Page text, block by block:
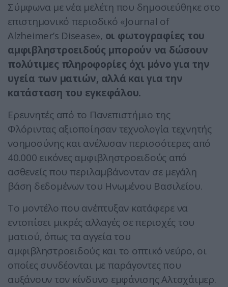
Σύμφωνα με νέα μελέτη που δημοσιεύθηκε στο
επιστημονικό περιοδικό «Journal of
Alzheimer’s Disease», οι φωτογραφίες του
αμφιβληστροειδούς μπορούν να δώσουν
πολύτιμες πληροφορίες όχι μόνο για την
υγεία των ματιών, αλλά και για την
κατάσταση του εγκεφάλου.
Ερευνητές από το Πανεπιστήμιο της
Φλόριντας αξιοποίησαν τεχνολογία τεχνητής
νοημοσύνης και ανέλυσαν περισσότερες από
40.000 εικόνες αμφιβληστροειδούς από
ασθενείς που περιλαμβάνονταν σε μεγάλη
βάση δεδομένων του Ηνωμένου Βασιλείου.
Το μοντέλο που ανέπτυξαν κατάφερε να
εντοπίσει μικρές αλλαγές σε περιοχές του
ματιού, όπως τα αγγεία του
αμφιβληστροειδούς και το οπτικό νεύρο, οι
οποίες συνδέονται με παράγοντες που
αυξάνουν τον κίνδυνο εμφάνισης Αλτσχάιμερ.